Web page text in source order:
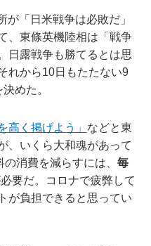
「日米戦争は必敗だ」
、東條英機陸相は「戦争
日露戦争も勝てるとは思
れから10日もたたない9
めた。
高く掲げよう」 などと東
、いくら大和魂があって
消費を減らすには、 毎
要だ。コロナで疲弊して
が負担できると思ってい